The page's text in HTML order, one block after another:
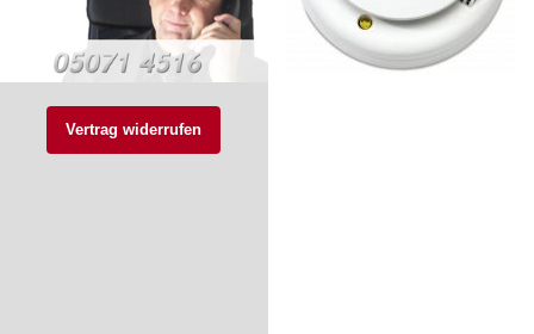
Vertrag widerrufen